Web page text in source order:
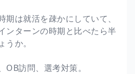
は就活を疎かにしていて、
ンターンの時期と比べたら半
か。
OB訪問、選考対策。